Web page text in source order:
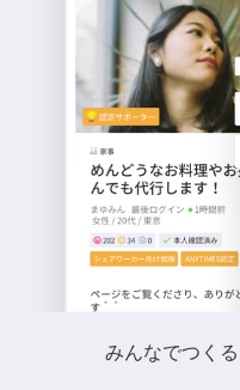
みんなでつく